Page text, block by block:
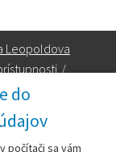
do
počítači sa vám
Leopoldova
/